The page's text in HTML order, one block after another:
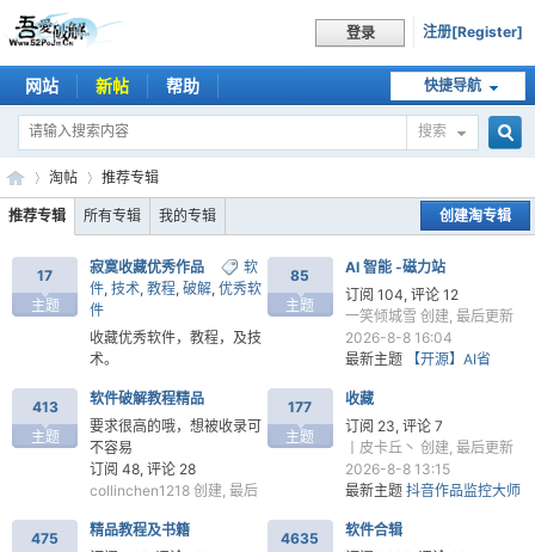
登录 注册[Register]
快捷导航
网站 新帖 帮助
搜索
爱
淘帖 推荐专辑
创建淘专辑
推荐专辑 所有专辑 我的专辑
17
主题
寂寞收藏优秀作品
软
件, 技术, 教程, 破解, 优秀软
件
收藏优秀软件，教程，及技
术。
寂寞知己创建, 最后更新
2026-8-8 22:58
最新主题
据自动下载解压更新小工具
85
主题
AI 智能 -磁力站
订阅 104, 评论 12
一笑倾城雪 创建, 最后更新
2026-8-8 16:04
最新主题
【开源】AI省
tokless
413
主题
软件破解教程精品
要求很高的哦，想被收录可
不容易
订阅 48, 评论 28
collinchen1218 创建, 最后
最新主题手机变电脑IP摄像
177
主题
收藏
订阅 23, 评论 7
丨皮卡丘丶 创建, 最后更新
2026-8-8 13:15
最新主题 抖音作品监控大师
475
精品教程及书籍
4635
软件合辑